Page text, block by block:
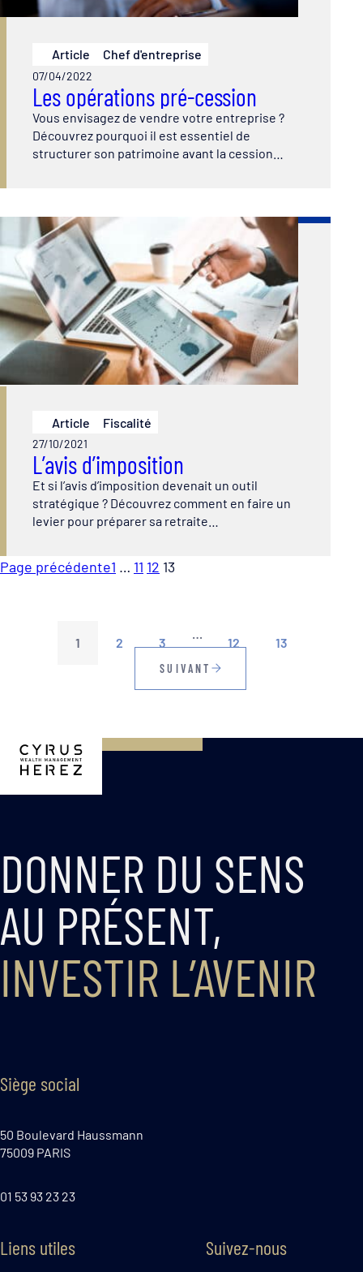
Article Chef d'entreprise
07/04/2022
Les opérations pré-cession
Vous envisagez de vendre votre entreprise ?
Découvrez pourquoi il est essentiel de
structurer son patrimoine avant la cession…
Article Fiscalité
27/10/2021
L’avis d’imposition
Et si l’avis d’imposition devenait un outil
stratégique ? Découvrez comment en faire un
levier pour préparer sa retraite…
Page précédente1 … 11 12 13
1 2 3 12 13
SUIVANT
DONNER DU SENS
AU PRÉSENT,
INVESTIR L’AVENIR
Siège social
50 Boulevard Haussmann
75009 PARIS
01 53 93 23 23
Liens utiles Suivez-nous